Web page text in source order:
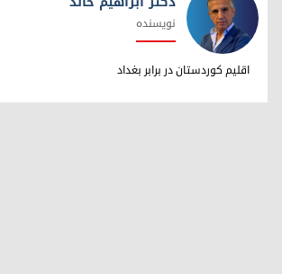
دکتر ابراهیم خالد
نویسنده
اقلیم کوردستان در برابر بغداد